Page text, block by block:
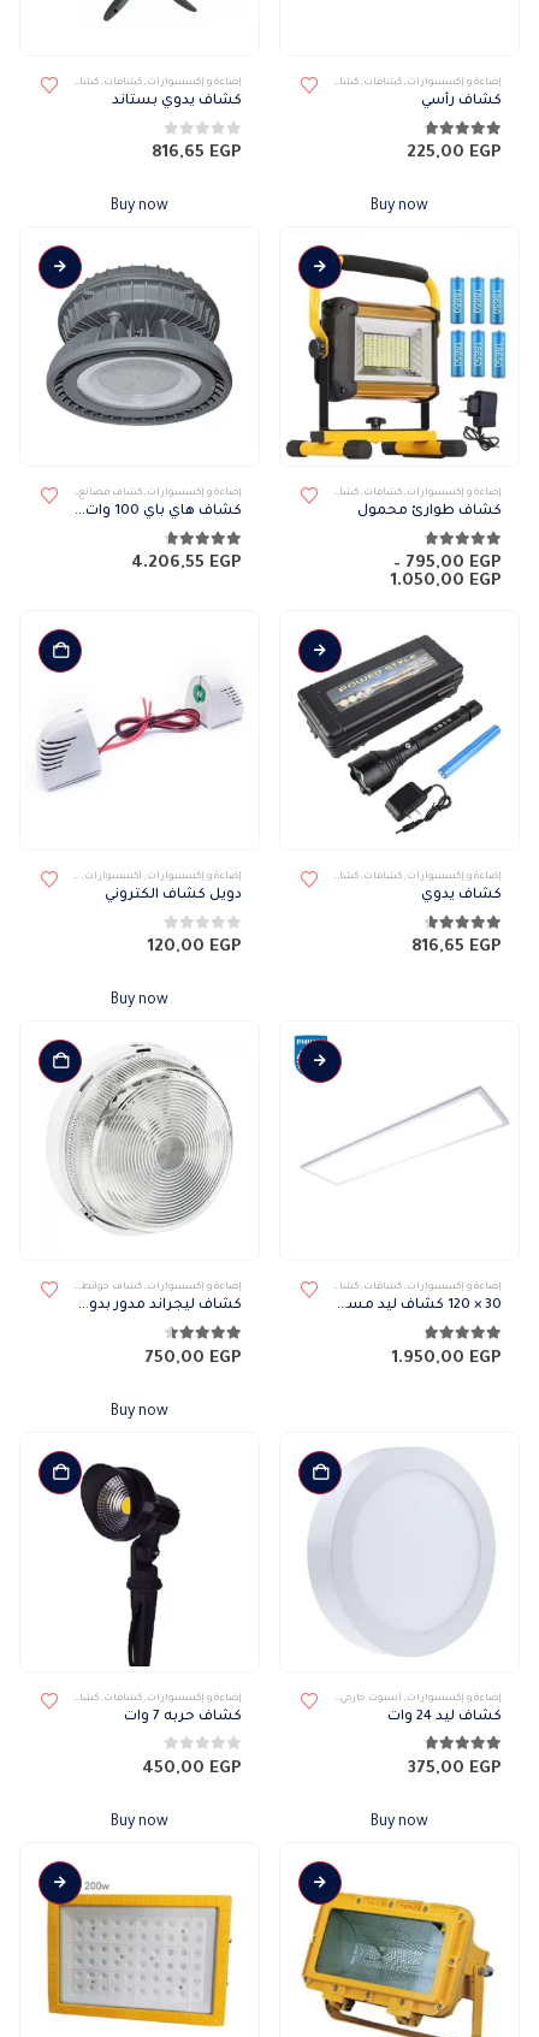
إضاءة و إكسسوارات , كشافات , كشافات خارجى كشافات محمولة
كشاف رأسي
4.70من 5
225,00 EGP
Buy now
إضاءة و إكسسوارات , كشافات , كشافات خارجى
كشاف يدوي بستاند
0من 5 816,65 EGP
Buy now
إضاءة و إكسسوارات , كشافات , كشافات خارجى كشافات محمولة
كشاف طوارئ محمول
4.68من 5
795,00 EGP
–
1.050,00 EGP
نطاق
خلال
إضاءة و إكسسوارات , كشاف مصانع, كشافات
كشاف هاي باي 100 وات السويدي
4.63من 5
4.206,55 EGP
إضاءة و إكسسوارات , كشافات , كشافات خارجى كشافات محمولة
كشاف يدوي
4.58من 5
816,65 EGP
إضاءة و إكسسوارات , أكسسوارات , كشافات
دويل كشاف الكتروني
0من 5 120,00 EGP
Buy now
إضاءة و إكسسوارات , كشافات , كشافات داخلى
30 × 120 كشاف ليد مستطيل فيليبس
4.74من 5
1.950,00 EGP
إضاءة و إكسسوارات , كشاف حوائط, كشافات
كشاف ليجراند مدور بدون لمبة
4.42من 5
750,00 EGP
Buy now
إضاءة و إكسسوارات , أسبوت خارجي, سبوت
كشاف ليد 24 وات
4.68من 5
375,00 EGP
Buy now
إضاءة و إكسسوارات , كشافات , كشافات ديكور
كشاف حربه 7 وات
0من 5 450,00 EGP
Buy now